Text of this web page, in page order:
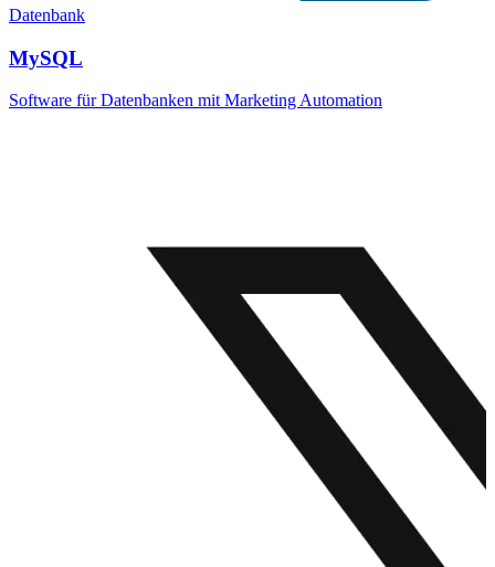
Datenbank
MySQL
Software für Datenbanken mit Marketing Automation